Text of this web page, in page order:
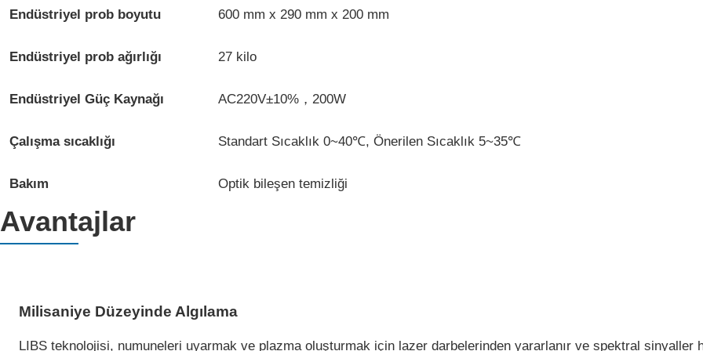
Endüstriyel prob boyutu 600 mm x 290 mm x 200 mm
Endüstriyel prob ağırlığı 27 kilo
Endüstriyel Güç Kaynağı AC220V±10%，200W
Çalışma sıcaklığı Standart Sıcaklık 0~40℃, Önerilen Sıcaklık 5~35℃
Bakım Optik bileşen temizliği
Avantajlar
Milisaniye Düzeyinde Algılama
LIBS teknolojisi, numuneleri uyarmak ve plazma oluşturmak için lazer darbelerinden yararlanır ve spektral sinyaller